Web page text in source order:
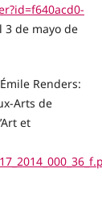
de mayo de
Renders:
Arts de
et